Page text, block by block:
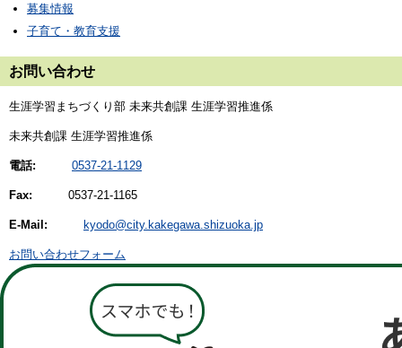
募集情報
子育て・教育支援
お問い合わせ
生涯学習まちづくり部 未来共創課 生涯学習推進係
未来共創課 生涯学習推進係
電話: 0537-21-1129
Fax: 0537-21-1165
E-Mail: kyodo@city.kakegawa.shizuoka.jp
お問い合わせフォーム